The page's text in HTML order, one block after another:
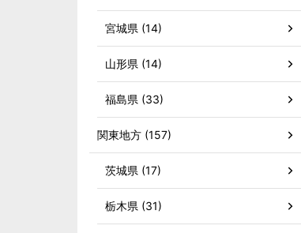
宮城県 (14)
山形県 (14)
福島県 (33)
関東地方 (157)
茨城県 (17)
栃木県 (31)